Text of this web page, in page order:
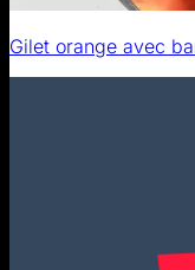
Gilet orange avec